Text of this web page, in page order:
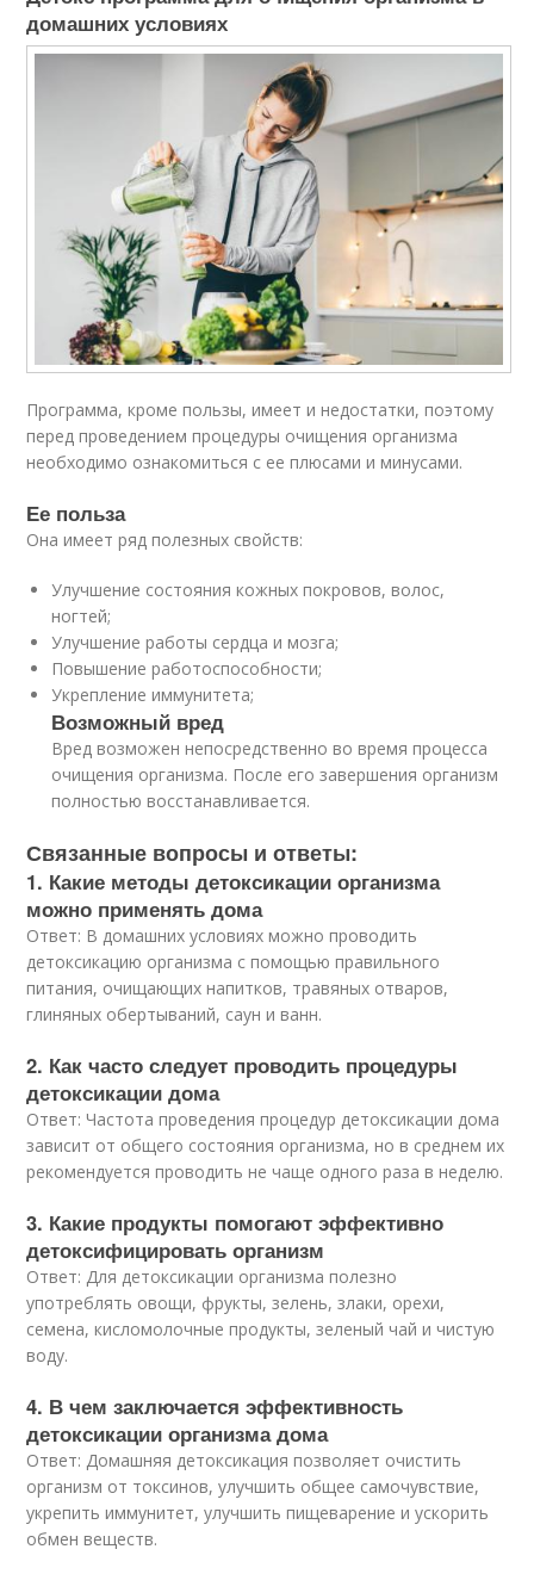
домашних условиях
Программа, кроме пользы, имеет и недостатки, поэтому
перед проведением процедуры очищения организма
необходимо ознакомиться с ее плюсами и минусами.
Ее польза
Она имеет ряд полезных свойств:
Улучшение состояния кожных покровов, волос,
ногтей;
Улучшение работы сердца и мозга;
Повышение работоспособности;
Укрепление иммунитета;
Возможный вред
Вред возможен непосредственно во время процесса
очищения организма. После его завершения организм
полностью восстанавливается.
Связанные вопросы и ответы:
1. Какие методы детоксикации организма
можно применять дома
Ответ: В домашних условиях можно проводить
детоксикацию организма с помощью правильного
питания, очищающих напитков, травяных отваров,
глиняных обертываний, саун и ванн.
2. Как часто следует проводить процедуры
детоксикации дома
Ответ: Частота проведения процедур детоксикации дома
зависит от общего состояния организма, но в среднем их
рекомендуется проводить не чаще одного раза в неделю.
3. Какие продукты помогают эффективно
детоксифицировать организм
Ответ: Для детоксикации организма полезно
употреблять овощи, фрукты, зелень, злаки, орехи,
семена, кисломолочные продукты, зеленый чай и чистую
воду.
4. В чем заключается эффективность
детоксикации организма дома
Ответ: Домашняя детоксикация позволяет очистить
организм от токсинов, улучшить общее самочувствие,
укрепить иммунитет, улучшить пищеварение и ускорить
обмен веществ.